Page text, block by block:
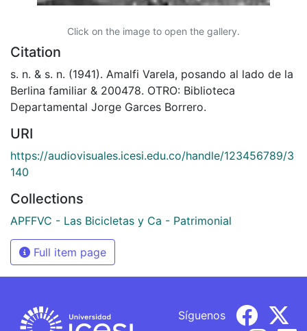
Click on the image to open the gallery.
Citation
s. n. & s. n. (1941). Amalfi Varela, posando al lado de la
Berlina familiar & 200478. OTRO: Biblioteca
Departamental Jorge Garces Borrero.
URI
https://audiovisuales.icesi.edu.co/handle/123456789/3
140
Collections
APFFVC - Las Bicicletas y Ca - Patrimonial
Full item page
Síguenos